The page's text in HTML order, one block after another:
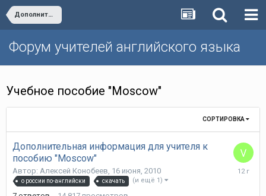
Дополнительные пособия издательства "Титул"
Форум учителей английского языка
Учебное пособие "Moscow"
СОРТИРОВКА
Дополнительная информация для учителя к
пособию "Moscow"
Автор: Алексей Конобеев, 16 июня, 2010
о россии по-английски скачать (и ещё 1)
12